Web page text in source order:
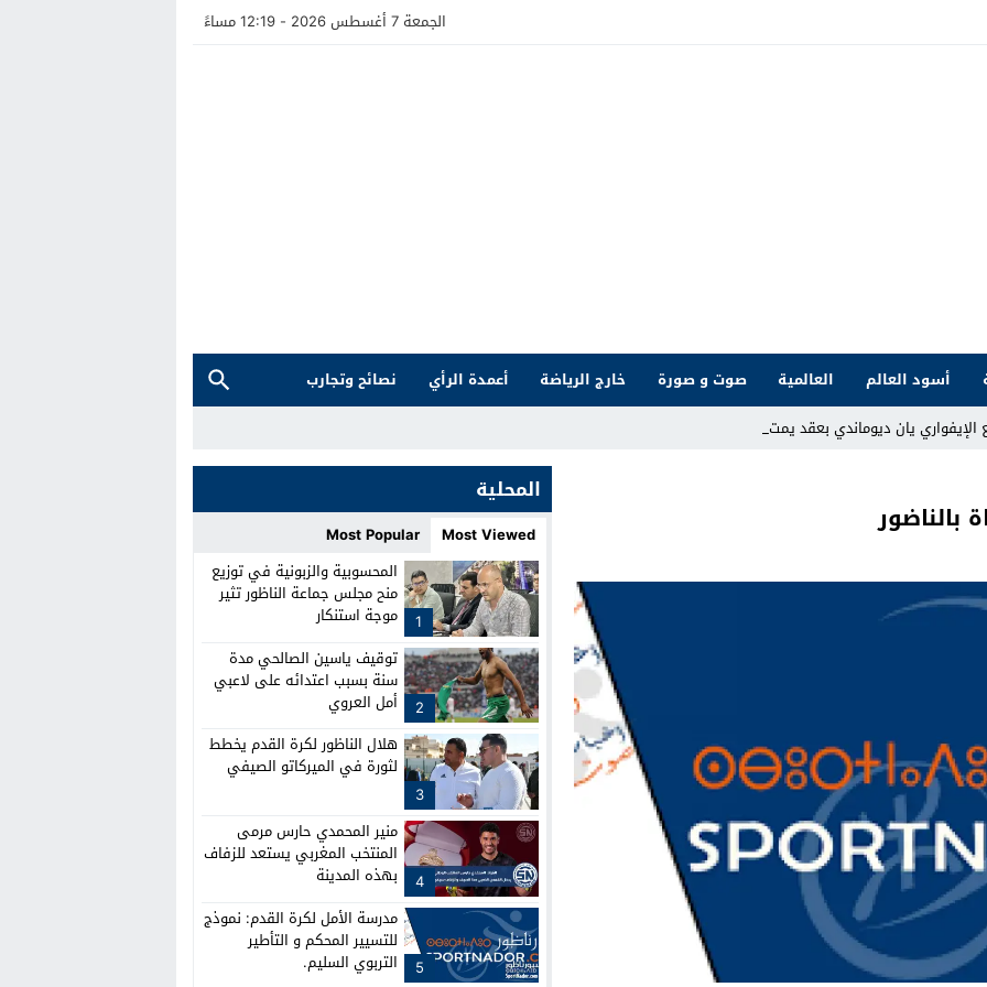
الجمعة 7 أغسطس 2026 - 12:19 مساءً
أسود العالم العالمية صوت و صورة خارج الرياضة أعمدة الرأي
نصائح وتجارب
يان ديوماندي بعقد يمتد حتى 2033 _
بالناضور
المحلية
Most Viewed
Most Popular
1
المحسوبية والزبونية في توزيع
منح مجلس جماعة الناظور تثير
موجة استنكار
2
توقيف ياسين الصالحي مدة
سنة بسبب اعتدائه على لاعبي
أمل العروي
3
هلال الناظور لكرة القدم يخطط
لثورة في الميركاتو الصيفي
4
منير المحمدي حارس مرمى
المنتخب المغربي يستعد للزفاف
بهذه المدينة
5
مدرسة الأمل لكرة القدم: نموذج
للتسيير المحكم و التأطير
التربوي السليم.